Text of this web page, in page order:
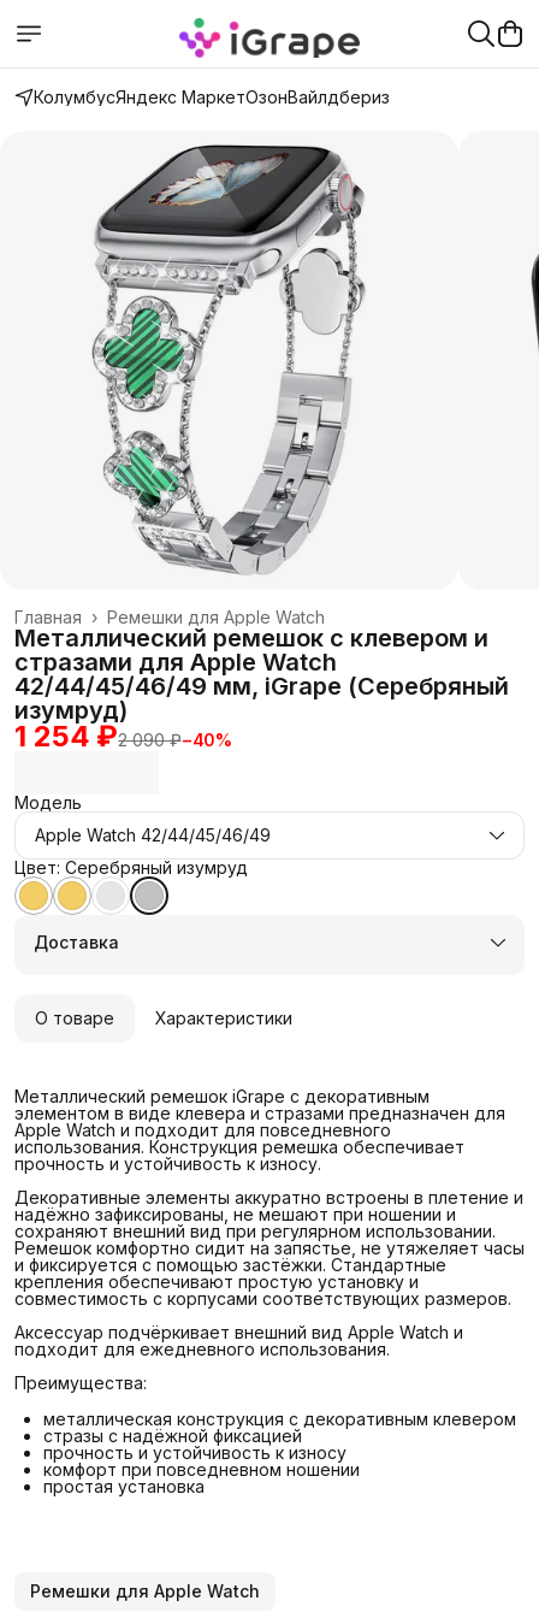
КолумбусЯндекс МаркетОзонВайлдбериз
Ремешки для Apple Watch
Главная ›
Металлический ремешок с клевером и
стразами для Apple Watch
42/44/45/46/49 мм, iGrape (Серебряный
изумруд)
1 254 ₽2 090 ₽−40%
Модель
Apple Watch 42/44/45/46/49
Цвет: Серебряный изумруд
Доставка
О товаре Характеристики
Металлический ремешок iGrape с декоративным
элементом в виде клевера и стразами предназначен для
Apple Watch и подходит для повседневного
использования. Конструкция ремешка обеспечивает
прочность и устойчивость к износу.
Декоративные элементы аккуратно встроены в плетение и
надёжно зафиксированы, не мешают при ношении и
сохраняют внешний вид при регулярном использовании.
Ремешок комфортно сидит на запястье, не утяжеляет часы
и фиксируется с помощью застёжки. Стандартные
крепления обеспечивают простую установку и
совместимость с корпусами соответствующих размеров.
Аксессуар подчёркивает внешний вид Apple Watch и
подходит для ежедневного использования.
Преимущества:
металлическая конструкция с декоративным клевером
стразы с надёжной фиксацией
прочность и устойчивость к износу
комфорт при повседневном ношении
простая установка
Ремешки для Apple Watch